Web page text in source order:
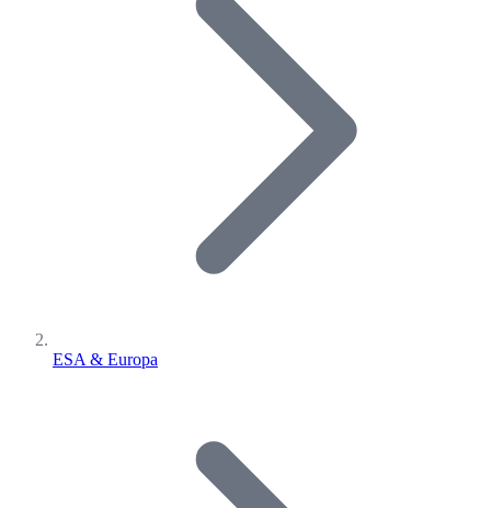
ESA & Europa